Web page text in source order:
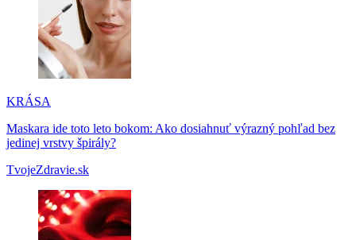
KRÁSA
Maskara ide toto leto bokom: Ako dosiahnuť výrazný pohľad bez
jedinej vrstvy špirály?
TvojeZdravie.sk